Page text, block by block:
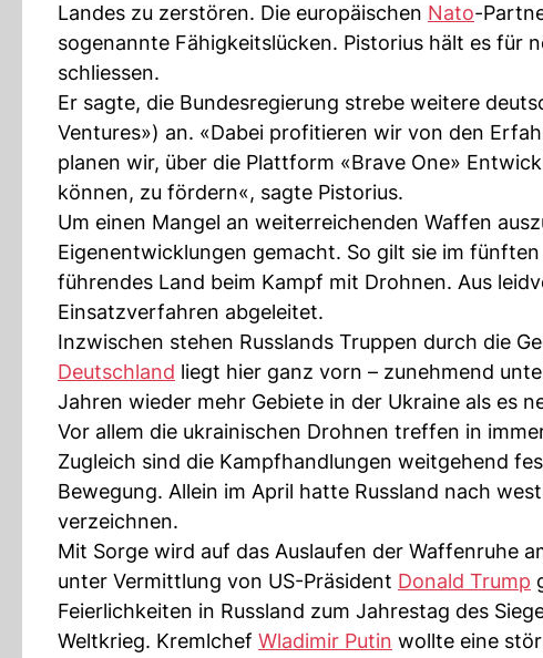
Landes zu zerstören. Die europäischen Nato-
sogenannte Fähigkeitslücken. Pistorius hält es für
schliessen.
Er sagte, die Bundesregierung strebe weitere
Ventures») an. «Dabei profitieren wir von den
planen wir, über die Plattform «Brave One»
können, zu fördern«, sagte Pistorius.
Um einen Mangel an weiterreichenden Waffen
Eigenentwicklungen gemacht. So gilt sie im
führendes Land beim Kampf mit Drohnen. Aus
Einsatzverfahren abgeleitet.
Inzwischen stehen Russlands Truppen durch die
Deutschland liegt hier ganz vorn – zunehmend
Jahren wieder mehr Gebiete in der Ukraine als es
Vor allem die ukrainischen Drohnen treffen in
Zugleich sind die Kampfhandlungen weitgehend
Bewegung. Allein im April hatte Russland nach
verzeichnen.
Mit Sorge wird auf das Auslaufen der Waffenruhe
unter Vermittlung von US-Präsident Donald Trump
Feierlichkeiten in Russland zum Jahrestag des
Weltkrieg. Kremlchef Wladimir Putin wollte eine